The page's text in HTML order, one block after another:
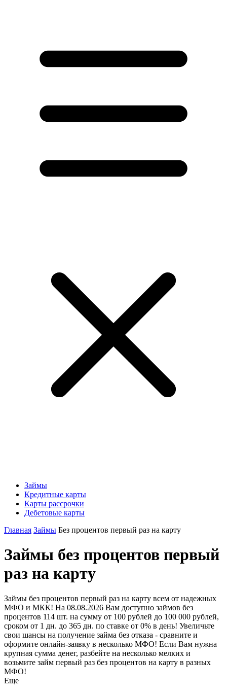
Займы
Кредитные карты
Карты рассрочки
Дебетовые карты
Главная Займы Без процентов первый раз на карту
Займы без процентов первый
раз на карту
Займы без процентов первый раз на карту всем от надежных
МФО и МКК! На 08.08.2026 Вам доступно займов без
процентов 114 шт. на сумму от 100 рублей до 100 000 рублей,
сроком от 1 дн. до 365 дн. по ставке от 0% в день! Увеличьте
свои шансы на получение займа без отказа - сравните и
оформите онлайн-заявку в несколько МФО! Если Вам нужна
крупная сумма денег, разбейте на несколько мелких и
возьмите займ первый раз без процентов на карту в разных
МФО!
Еще